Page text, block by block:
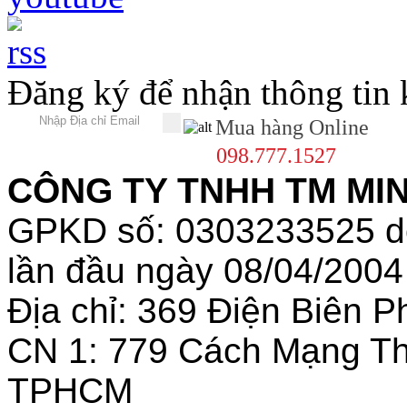
Đăng ký để nhận thông tin
Mua hàng Online
098.777.1527
CÔNG TY TNHH TM
GPKD số: 0303233525
lần đầu ngày 08/04/2004
Địa chỉ: 369 Điện Biên
CN 1: 779 Cách Mạng
TPHCM